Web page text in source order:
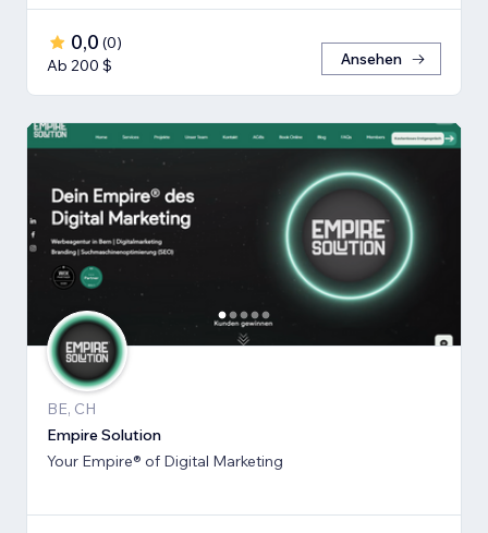
0,0 (0)
Ab 200 $
Ansehen
BE, CH
Empire Solution
Your Empire® of Digital Marketing